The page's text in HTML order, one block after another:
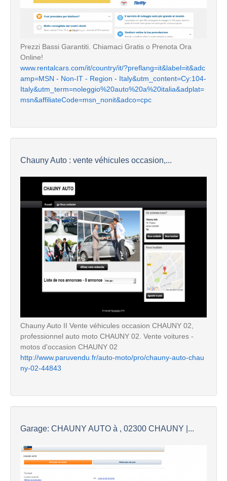
Prezzi Bassi Garantiti. Chiamaci Gratis o Prenota Ora
Online!
www.rentalcars.com/it/country/it/?preflang=it&label=it&adc
amp=MSN - Non-IT - Region - Italy&utm_content=Cy:104-
Italy&utm_term=noleggio%20auto%20a%20italia&adplat=
msn&affiliateCode=msn_nonit&adco=cpc
Chauny Auto : vente véhicules occasion,...
Chauny Auto II Vente véhicules occasion CHAUNY 02,
professionnel auto moto CHAUNY 02. Vente voitures -
motos d'occasion CHAUNY 02
http://www.paruvendu.fr/auto-moto/pro/chauny-auto-chau
ny-02-44843
Garage: CHAUNY AUTO à , 02300 CHAUNY |...